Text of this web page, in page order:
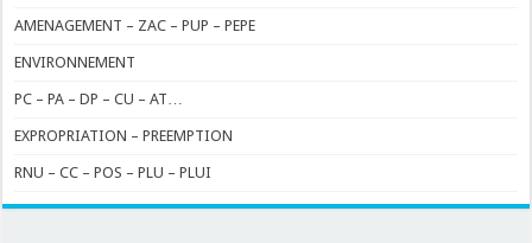
AMENAGEMENT – ZAC – PUP – PEPE
ENVIRONNEMENT
PC – PA – DP – CU – AT…
EXPROPRIATION – PREEMPTION
RNU – CC – POS – PLU – PLUI